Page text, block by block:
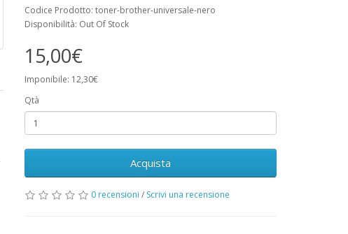
Codice Prodotto: toner-brother-universale-nero
Disponibilità: Out Of Stock
15,00€
Imponibile: 12,30€
Qtà
Acquista
0 recensioni / Scrivi una recensione